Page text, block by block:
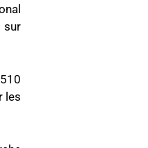
sur
les